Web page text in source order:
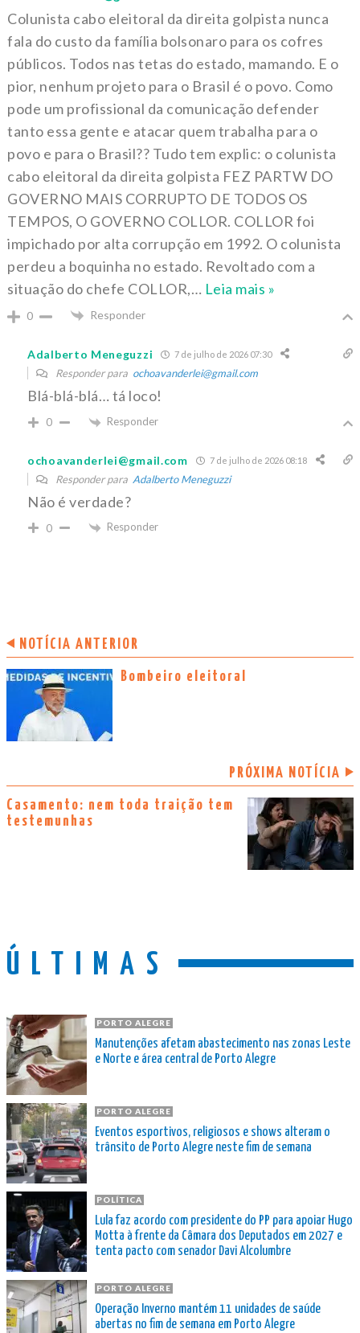
Colunista cabo eleitoral da direita golpista nunca
fala do custo da família bolsonaro para os cofres
públicos. Todos nas tetas do estado, mamando. E o
pior, nenhum projeto para o Brasil é o povo. Como
pode um profissional da comunicação defender
tanto essa gente e atacar quem trabalha para o
povo e para o Brasil?? Tudo tem explic: o colunista
cabo eleitoral da direita golpista FEZ PARTW DO
GOVERNO MAIS CORRUPTO DE TODOS OS
TEMPOS, O GOVERNO COLLOR. COLLOR foi
impichado por alta corrupção em 1992. O colunista
perdeu a boquinha no estado. Revoltado com a
situação do chefe COLLOR,… Leia mais »
0 Responder
Adalberto Meneguzzi 7 de julho de 2026 07:30
Responder para ochoavanderlei@gmail.com
Blá-blá-blá… tá loco!
0 Responder
ochoavanderlei@gmail.com 7 de julho de 2026 08:18
Responder para Adalberto Meneguzzi
Não é verdade?
0 Responder
NOTÍCIA ANTERIOR
Bombeiro eleitoral
PRÓXIMA NOTÍCIA
Casamento: nem toda traição tem
testemunhas
ÚLTIMAS
PORTO ALEGRE
Manutenções afetam abastecimento nas zonas Leste
e Norte e área central de Porto Alegre
PORTO ALEGRE
Eventos esportivos, religiosos e shows alteram o
trânsito de Porto Alegre neste fim de semana
POLÍTICA
Lula faz acordo com presidente do PP para apoiar Hugo
Motta à frente da Câmara dos Deputados em 2027 e
tenta pacto com senador Davi Alcolumbre
PORTO ALEGRE
Operação Inverno mantém 11 unidades de saúde
abertas no fim de semana em Porto Alegre